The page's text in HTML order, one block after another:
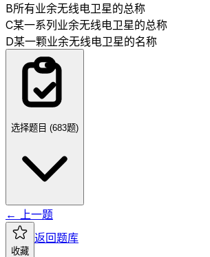
B所有业余无线电卫星的总称
C某一系列业余无线电卫星的总称
D某一颗业余无线电卫星的名称
选择题目 (683题)
← 上一题
收藏
返回题库